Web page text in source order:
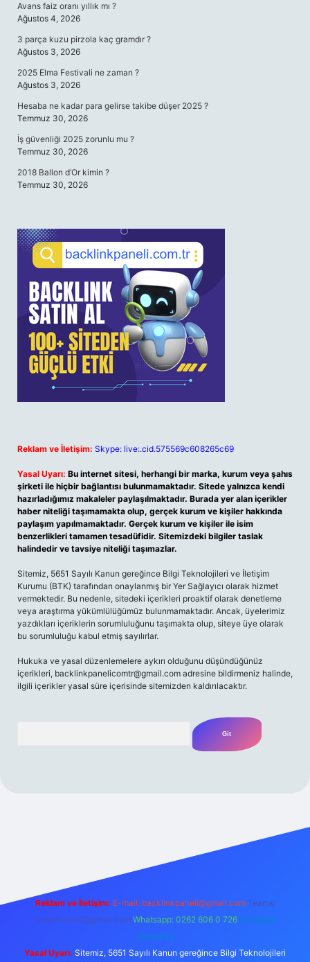
Avans faiz oranı yıllık mı ?
Ağustos 4, 2026
3 parça kuzu pirzola kaç gramdır ?
Ağustos 3, 2026
2025 Elma Festivali ne zaman ?
Ağustos 3, 2026
Hesaba ne kadar para gelirse takibe düşer 2025 ?
Temmuz 30, 2026
İş güvenliği 2025 zorunlu mu ?
Temmuz 30, 2026
2018 Ballon d’Or kimin ?
Temmuz 30, 2026
Reklam ve İletişim: Skype: live:.cid.575569c608265c69
Yasal Uyarı: Bu internet sitesi, herhangi bir marka, kurum veya şahıs
şirketi ile hiçbir bağlantısı bulunmamaktadır. Sitede yalnızca kendi
hazırladığımız makaleler paylaşılmaktadır. Burada yer alan içerikler
haber niteliği taşımamakta olup, gerçek kurum ve kişiler hakkında
paylaşım yapılmamaktadır. Gerçek kurum ve kişiler ile isim
benzerlikleri tamamen tesadüfidir. Sitemizdeki bilgiler taslak
halindedir ve tavsiye niteliği taşımazlar.
Sitemiz, 5651 Sayılı Kanun gereğince Bilgi Teknolojileri ve İletişim
Kurumu (BTK) tarafından onaylanmış bir Yer Sağlayıcı olarak hizmet
vermektedir. Bu nedenle, sitedeki içerikleri proaktif olarak denetleme
veya araştırma yükümlülüğümüz bulunmamaktadır. Ancak, üyelerimiz
yazdıkları içeriklerin sorumluluğunu taşımakta olup, siteye üye olarak
bu sorumluluğu kabul etmiş sayılırlar.
Hukuka ve yasal düzenlemelere aykırı olduğunu düşündüğünüz
içerikleri, backlinkpanelicomtr@gmail.com adresine bildirmeniz halinde,
ilgili içerikler yasal süre içerisinde sitemizden kaldırılacaktır.
Reklam ve İletişim: E-mail: backlinkpaneli@gmail.com Teams:
forumhizmeti@gmail.com Whatsapp: 0262 606 0 726 Telegram:
@karabul
Yasal Uyarı: Sitemiz, 5651 Sayılı Kanun gereğince Bilgi Teknolojileri